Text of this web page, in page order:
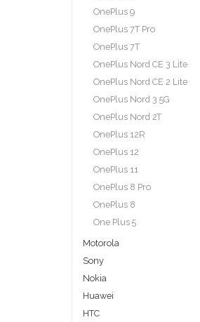
OnePlus 9
OnePlus 7T Pro
OnePlus 7T
OnePlus Nord CE 3 Lite
OnePlus Nord CE 2 Lite
OnePlus Nord 3 5G
OnePlus Nord 2T
OnePlus 12R
OnePlus 12
OnePlus 11
OnePlus 8 Pro
OnePlus 8
One Plus 5
Motorola
Sony
Nokia
Huawei
HTC